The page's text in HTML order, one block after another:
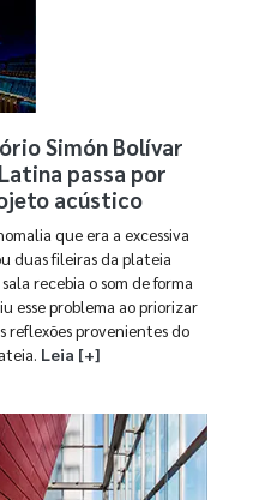
Simón Bolívar
passa por
acústico
que era a excessiva
duas fileiras da plateia
recebia o som de forma
esse problema ao priorizar
reflexões provenientes do
Leia [+]